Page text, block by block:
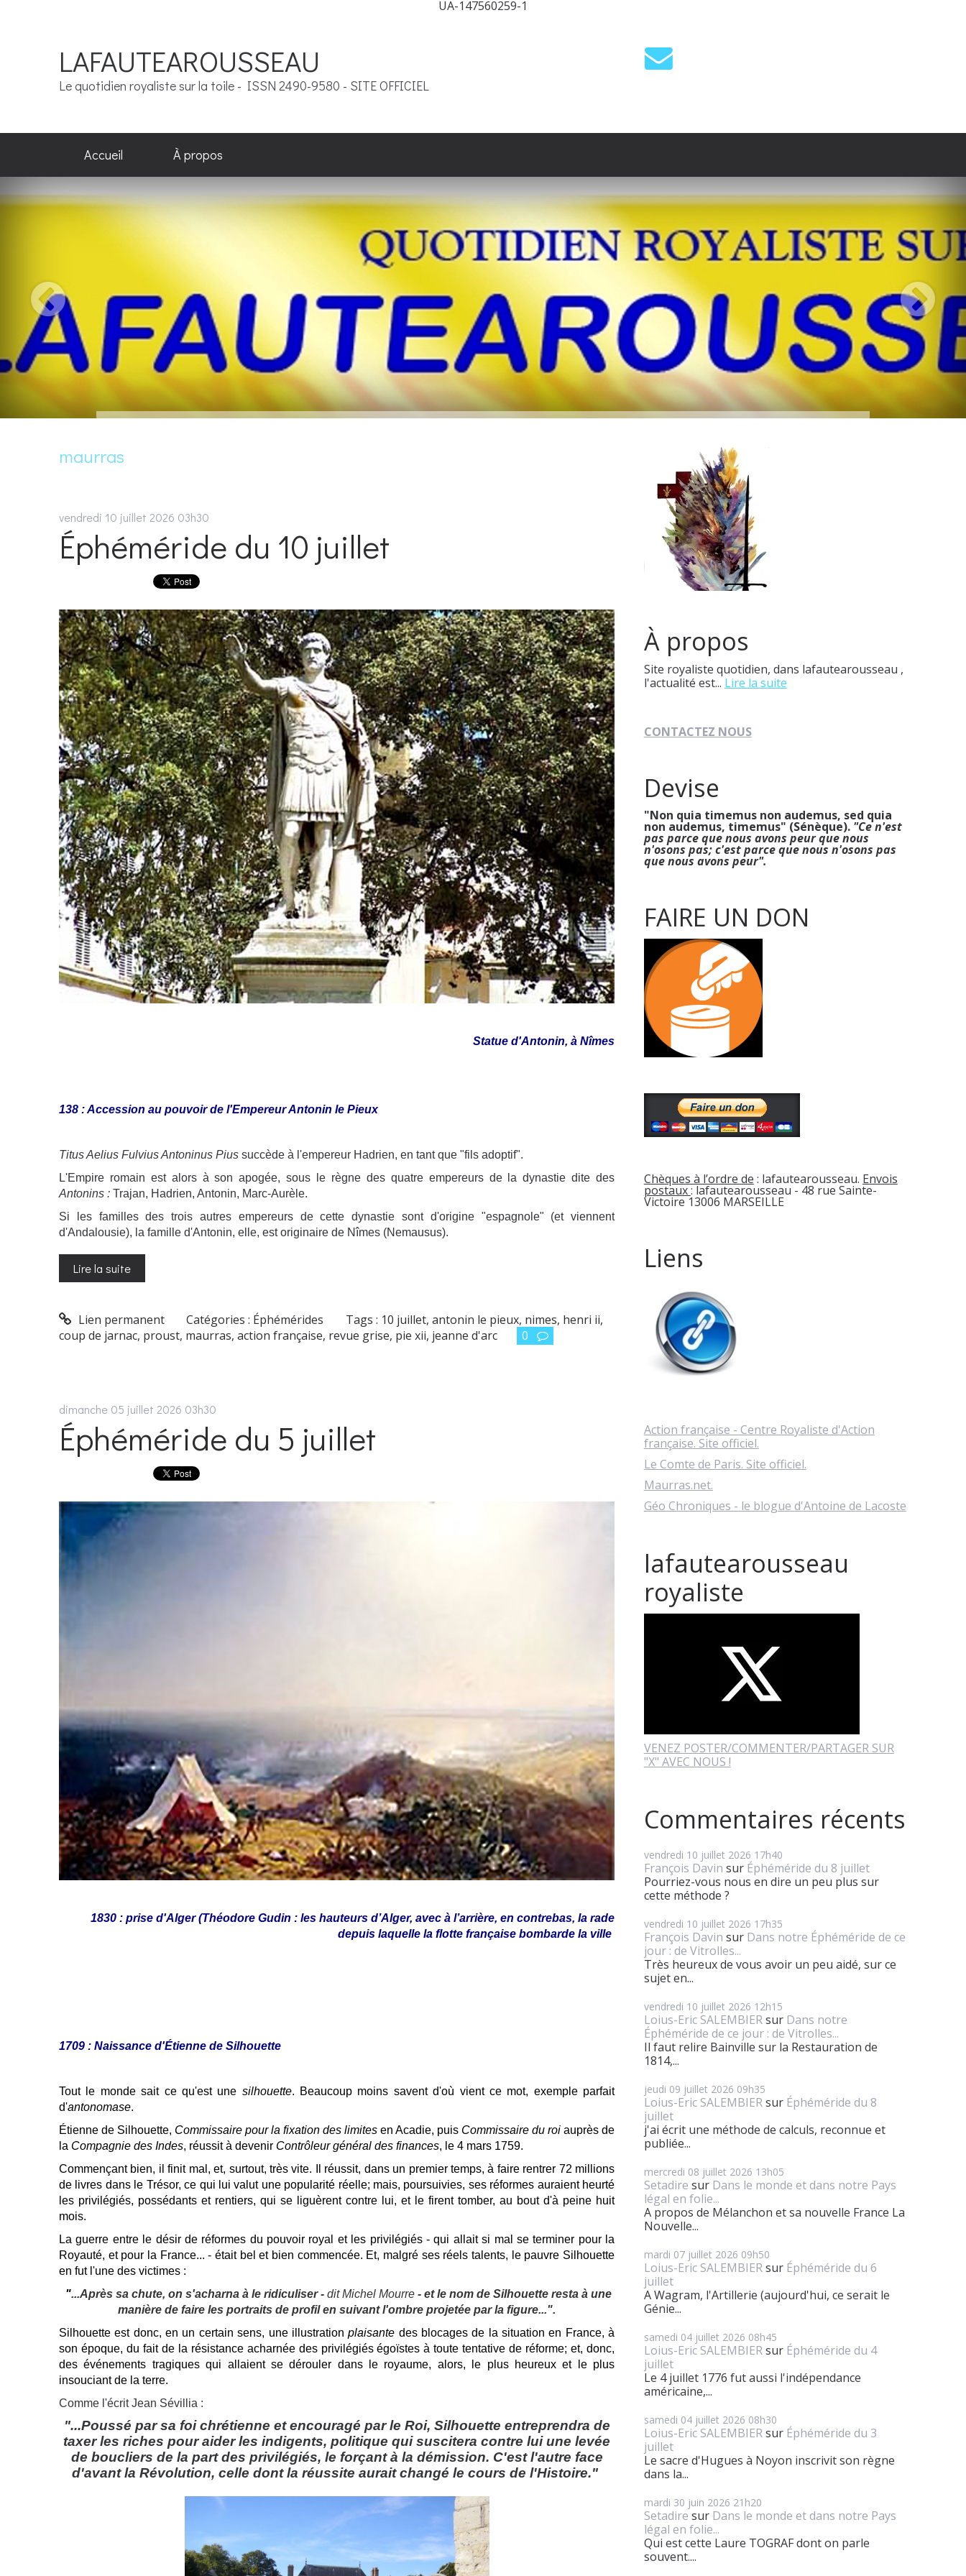
UA-147560259-1
LAFAUTEAROUSSEAU
Le quotidien royaliste sur la toile - ISSN 2490-9580 - SITE OFFICIEL
Accueil À propos
maurras
vendredi 10 juillet 2026 03h30
Éphéméride du 10 juillet
Statue d'Antonin, à Nîmes
138 : Accession au pouvoir de l'Empereur Antonin le Pieux
Titus Aelius Fulvius Antoninus Pius succède à l'empereur Hadrien, en tant que "fils adoptif".
L'Empire romain est alors à son apogée, sous le règne des quatre empereurs de la dynastie dite des
Antonins : Trajan, Hadrien, Antonin, Marc-Aurèle.
Si les familles des trois autres empereurs de cette dynastie sont d'origine "espagnole" (et viennent
d'Andalousie), la famille d'Antonin, elle, est originaire de Nîmes (Nemausus).
Lire la suite
Lien permanent Catégories : Éphémérides Tags : 10 juillet,antonin le pieux, nimes, henri ii,
coup de jarnac, proust, maurras, action française, revue grise, pie xii, jeanne d'arc 0
dimanche 05 juillet 2026 03h30
Éphéméride du 5 juillet
1830 : prise d'Alger (Théodore Gudin : les hauteurs d’Alger, avec à l’arrière, en contrebas, la rade
depuis laquelle la flotte française bombarde la ville
1709 : Naissance d'Étienne de Silhouette
Tout le monde sait ce qu'est une silhouette. Beaucoup moins savent d'où vient ce mot, exemple parfait
d'antonomase.
Étienne de Silhouette, Commissaire pour la fixation des limites en Acadie, puis Commissaire du roiauprès de
la Compagnie des Indes, réussit à devenir Contrôleur général des finances, le 4 mars 1759.
Commençant bien, il finit mal, et, surtout, très vite. Il réussit, dans un premier temps, à faire rentrer 72 millions
de livres dans le Trésor, ce qui lui valut une popularité réelle; mais, poursuivies, ses réformes auraient heurté
les privilégiés, possédants et rentiers, qui se liguèrent contre lui, et le firent tomber, au bout d'à peine huit
mois.
La guerre entre le désir de réformes du pouvoir royal et les privilégiés - qui allait si mal se terminer pour la
Royauté, et pour la France... - était bel et bien commencée. Et, malgré ses réels talents, le pauvre Silhouette
en fut l'une des victimes :
"...Après sa chute, on s'acharna à le ridiculiser - dit Michel Mourre- et le nom de Silhouette resta à une
manière de faire les portraits de profil en suivant l'ombre projetée par la figure...".
Silhouette est donc, en un certain sens, une illustrationplaisante des blocages de la situation en France, à
son époque, du fait de la résistance acharnée des privilégiés égoïstes à toute tentative de réforme; et, donc,
des événements tragiques qui allaient se dérouler dans le royaume, alors, le plus heureux et le plus
insouciant de la terre.
Comme l'écrit Jean Sévillia :
"...Poussé par sa foi chrétienne et encouragé par le Roi, Silhouette entreprendra de
taxer les riches pour aider les indigents, politique qui suscitera contre lui une levée
de boucliers de la part des privilégiés, le forçant à la démission. C'est l'autre face
d'avant la Révolution, celle dont la réussite aurait changé le cours de l'Histoire."
À propos
Site royaliste quotidien, dans lafautearousseau ,
l'actualité est... Lire la suite
CONTACTEZ NOUS
Devise
"Non quia timemus non audemus, sed quia
non audemus, timemus" (Sénèque). "Ce n'est
pas parce que nous avons peur que nous
n'osons pas; c'est parce que nous n'osons pas
que nous avons peur".
FAIRE UN DON
Chèques à l’ordre de : lafautearousseau. Envois
postaux: lafautearousseau - 48 rue Sainte-
Victoire 13006 MARSEILLE
Liens
Action française - Centre Royaliste d'Action
française. Site officiel.
Le Comte de Paris. Site officiel.
Maurras.net.
Géo Chroniques - le blogue d'Antoine de Lacoste
lafautearousseau
royaliste
VENEZ POSTER/COMMENTER/PARTAGER SUR
"X" AVEC NOUS !
Commentaires récents
vendredi 10 juillet 2026 17h40
François Davin sur Éphéméride du 8 juillet
Pourriez-vous nous en dire un peu plus sur
cette méthode ?
vendredi 10 juillet 2026 17h35
François Davin sur Dans notre Éphéméride de ce
jour : de Vitrolles...
Très heureux de vous avoir un peu aidé, sur ce
sujet en...
vendredi 10 juillet 2026 12h15
Loius-Eric SALEMBIERsur Dans notre
Éphéméride de ce jour : de Vitrolles...
Il faut relire Bainville sur la Restauration de
1814,...
jeudi 09 juillet 2026 09h35
Loius-Eric SALEMBIERsur Éphéméride du 8
juillet
j'ai écrit une méthode de calculs, reconnue et
publiée...
mercredi 08 juillet 2026 13h05
Setadire sur Dans le monde et dans notre Pays
légal en folie...
A propos de Mélanchon et sa nouvelle France La
Nouvelle...
mardi 07 juillet 2026 09h50
Loius-Eric SALEMBIERsur Éphéméride du 6
juillet
A Wagram, l'Artillerie (aujourd'hui, ce serait le
Génie...
samedi 04 juillet 2026 08h45
Loius-Eric SALEMBIERsur Éphéméride du 4
juillet
Le 4 juillet 1776 fut aussi l'indépendance
américaine,...
samedi 04 juillet 2026 08h30
Loius-Eric SALEMBIERsur Éphéméride du 3
juillet
Le sacre d'Hugues à Noyon inscrivit son règne
dans la...
mardi 30 juin 2026 21h20
Setadire sur Dans le monde et dans notre Pays
légal en folie...
Qui est cette Laure TOGRAF dont on parle
souvent....